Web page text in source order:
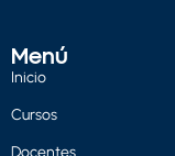
Menú
Inicio
Cursos